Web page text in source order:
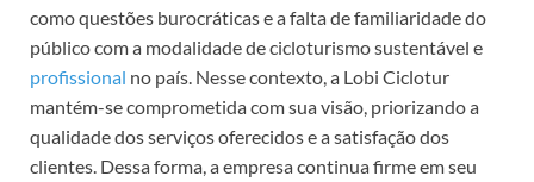
como questões burocráticas e a falta de familiaridade do
público com a modalidade de cicloturismo sustentável e
profissional no país. Nesse contexto, a Lobi Ciclotur
mantém-se comprometida com sua visão, priorizando a
qualidade dos serviços oferecidos e a satisfação dos
clientes. Dessa forma, a empresa continua firme em seu